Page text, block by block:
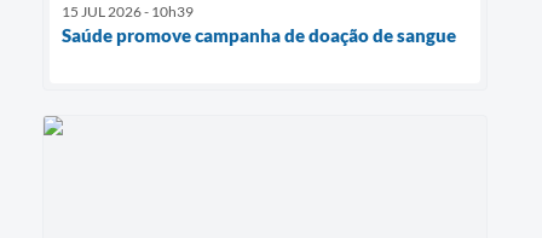
15 JUL 2026 - 10h39
Saúde promove campanha de doação de sangue